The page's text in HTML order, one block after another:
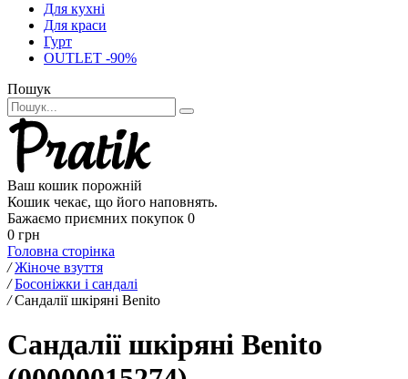
Для кухні
Для краси
Гурт
OUTLET -90%
Пошук
Ваш кошик порожній
Кошик чекає, що його наповнять.
Бажаємо приємних покупок 0
0 грн
Головна сторінка
/ Жіноче взуття
/ Босоніжки і сандалі
/ Сандалії шкіряні Benito
Сандалії шкіряні Benito